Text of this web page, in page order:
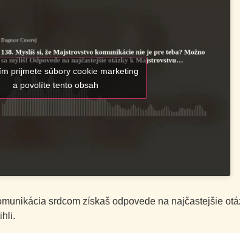
prijmete súbory cookie marketing
a povolíte tento obsah
srdcom získaš odpovede na najčastejšie